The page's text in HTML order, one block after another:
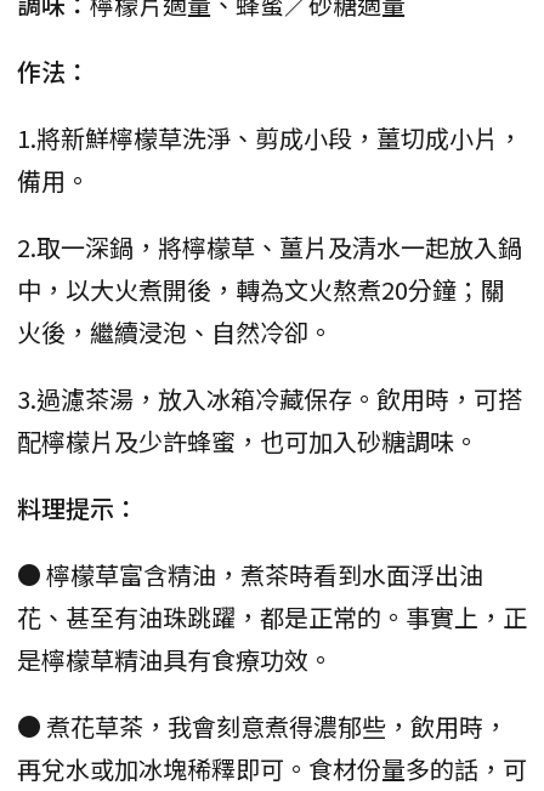
作法：
1.將新鮮檸檬草洗淨、剪成小段，薑切成小片，
備用。
2.取一深鍋，將檸檬草、薑片及清水一起放入鍋
中，以大火煮開後，轉為文火熬煮20分鐘；關
火後，繼續浸泡、自然冷卻。
3.過濾茶湯，放入冰箱冷藏保存。飲用時，可搭
配檸檬片及少許蜂蜜，也可加入砂糖調味。
料理提示：
● 檸檬草富含精油，煮茶時看到水面浮出油
花、甚至有油珠跳躍，都是正常的。事實上，正
是檸檬草精油具有食療功效。
● 煮花草茶，我會刻意煮得濃郁些，飲用時，
再兌水或加冰塊稀釋即可。食材份量多的話，可